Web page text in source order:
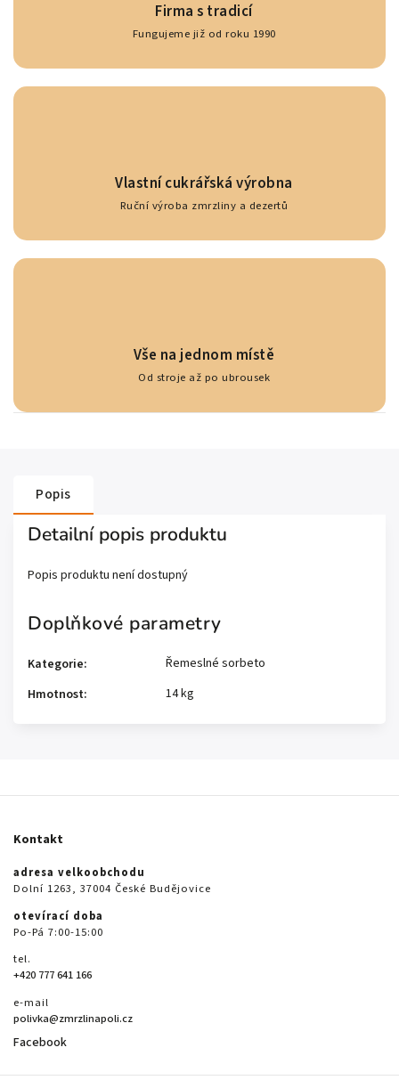
Firma s tradicí
Fungujeme již od roku 1990
Vlastní cukrářská výrobna
Ruční výroba zmrzliny a dezertů
Vše na jednom místě
Od stroje až po ubrousek
Popis
Detailní popis produktu
Popis produktu není dostupný
Doplňkové parametry
Kategorie:
Řemeslné sorbeto
Hmotnost: 14 kg
Kontakt
adresa velkoobchodu
Dolní 1263, 37004 České Budějovice
otevírací doba
Po-Pá 7:00-15:00
tel.
+420 777 641 166
e-mail
polivka@zmrzlinapoli.cz
Facebook